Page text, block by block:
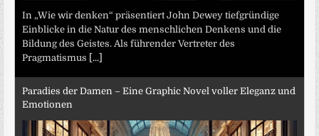
In „Wie wir denken“ präsentiert John Dewey tiefgründige
Einblicke in die Natur des menschlichen Denkens und die
Bildung des Geistes. Als führender Vertreter des
Pragmatismus [...]
Paradies der Damen – Eine Graphic Novel voller Eleganz und
Emotionen